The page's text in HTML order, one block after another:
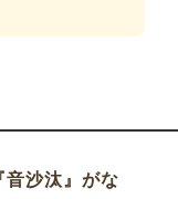
音沙汰』がな